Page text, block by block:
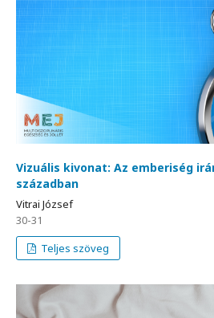
Vizuális kivonat: Az emberiség
században
Vitrai József
30-31
Teljes szöveg